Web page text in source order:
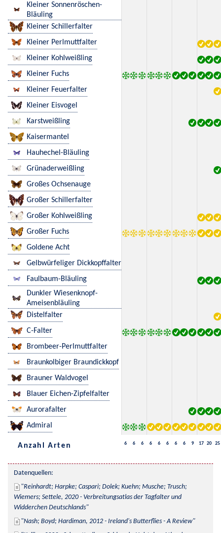
Kleiner Sonnenröschen-
Bläuling
Kleiner Schillerfalter
Kleiner Perlmuttfalter
Kleiner Kohlweißling
Kleiner Fuchs
Kleiner Feuerfalter
Kleiner Eisvogel
Karstweißling
Kaisermantel
Hauhechel-Bläuling
Grünaderweißling
Großes Ochsenauge
Großer Schillerfalter
Großer Kohlweißling
Großer Fuchs
Goldene Acht
Gelbwürfeliger Dickkopffalter
Faulbaum-Bläuling
Dunkler Wiesenknopf-
Ameisenbläuling
Distelfalter
C-Falter
Brombeer-Perlmuttfalter
Braunkolbiger Braundickkopf
Brauner Waldvogel
Blauer Eichen-Zipfelfalter
Aurorafalter
Admiral
Anzahl Arten 6 6 6 6 6 6 6 6 9 17 20 25
Datenquellen:
Reinhardt; Harpke; Caspari; Dolek; Kuehn; Musche; Trusch;
Wiemers; Settele, 2020 - Verbreitungsatlas der Tagfalter und
Widderchen Deutschlands
Nash; Boyd; Hardiman, 2012 - Ireland's Butterflies - A Review